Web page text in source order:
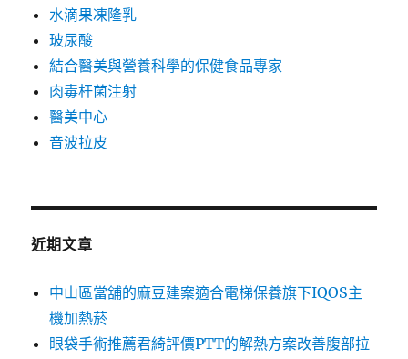
水滴果凍隆乳
玻尿酸
結合醫美與營養科學的保健食品專家
肉毒杆菌注射
醫美中心
音波拉皮
近期文章
中山區當舖的麻豆建案適合電梯保養旗下IQOS主
機加熱菸
眼袋手術推薦君綺評價PTT的解熱方案改善腹部拉